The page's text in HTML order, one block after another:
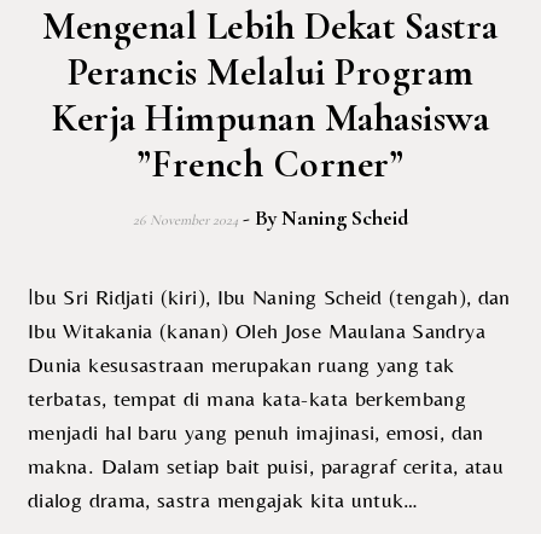
Mengenal Lebih Dekat Sastra
Perancis Melalui Program
Kerja Himpunan Mahasiswa
”French Corner”
26 November 2024 - ByNaning Scheid
Ibu Sri Ridjati (kiri), Ibu Naning Scheid (tengah), dan
Ibu Witakania (kanan) Oleh Jose Maulana Sandrya
Dunia kesusastraan merupakan ruang yang tak
terbatas, tempat di mana kata-kata berkembang
menjadi hal baru yang penuh imajinasi, emosi, dan
makna. Dalam setiap bait puisi, paragraf cerita, atau
dialog drama, sastra mengajak kita untuk…